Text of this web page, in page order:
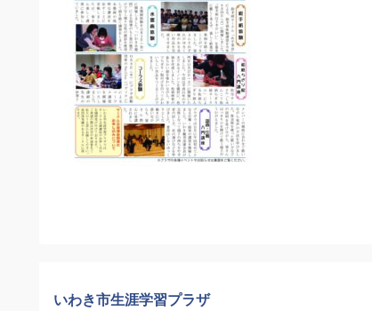
いわき市生涯学習プラザ